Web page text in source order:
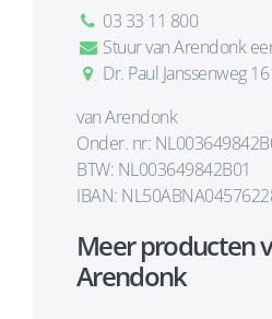
03 33 11 800
Stuur van Arendonk
Dr. Paul Janssenweg
van Arendonk
Onder. nr:
BTW: NL003649842B01
IBAN:
Meer producten
Arendonk